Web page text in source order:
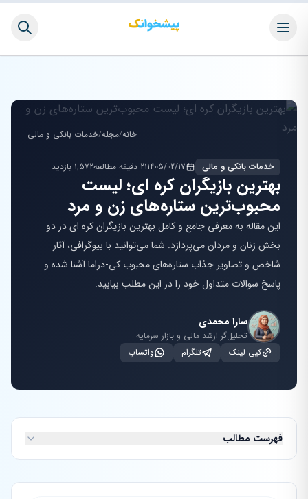
خانه/مجله/خدمات بانکی و مالی
خدمات بانکی و مالی 1405/02/1721 دقیقه مطالعه 1,572 بازدید
بهترین بازیگران کره ای؛ لیست
محبوب‌ترین ستاره‌های زن و مرد
این مقاله به معرفی جامع و کامل بهترین بازیگران کره ای در دو
بخش زنان و مردان می‌پردازد. شما می‌توانید با بیوگرافی، آثار
شاخص و تصاویر جذاب ستاره‌های محبوب کی-دراما آشنا شده و
پاسخ سوالات متداول خود را در این مطلب بیابید.
سارا محمدی
تحلیل‌گر ارشد مالی و بازار سرمایه
کپی لینک
تلگرام واتساپ
فهرست مطالب